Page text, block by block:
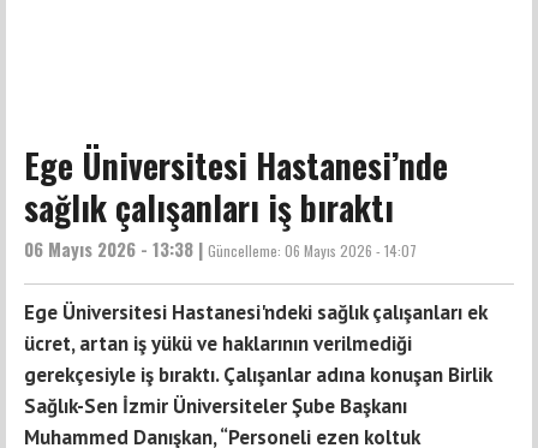
Ege Üniversitesi Hastanesi’nde
sağlık çalışanları iş bıraktı
06 Mayıs 2026 - 13:38 | Güncelleme: 06 Mayıs 2026 - 14:07
Ege Üniversitesi Hastanesi'ndeki sağlık çalışanları ek
ücret, artan iş yükü ve haklarının verilmediği
gerekçesiyle iş bıraktı. Çalışanlar adına konuşan Birlik
Sağlık-Sen İzmir Üniversiteler Şube Başkanı
Muhammed Danışkan, “Personeli ezen koltuk